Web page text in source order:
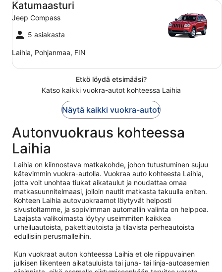
Katumaasturi
Jeep Compass
5 asiakasta
Laihia, Pohjanmaa, FIN
Etkö löydä etsimääsi?
Katso kaikki vuokra-autot kohteessa Laihia
Näytä kaikki vuokra-autot
Autonvuokraus kohteessa
Laihia
Laihia on kiinnostava matkakohde, johon tutustuminen sujuu
kätevimmin vuokra-autolla. Vuokraa auto kohteesta Laihia,
jotta voit unohtaa tiukat aikataulut ja noudattaa omaa
matkasuunnitelmaasi, jolloin nautit matkasta takuulla eniten.
Kohteen Laihia autovuokraamot löytyvät helposti
sivustoltamme, ja sopivimman automallin valinta on helppoa.
Laajasta valikoimasta löytyy useimmiten kaikkea
urheiluautoista, pakettiautoista ja tilavista perheautoista
edullisiin perusmalleihin.
Kun vuokraat auton kohteessa Laihia et ole riippuvainen
julkisen liikenteen aikatauluista tai juna- tai linja-autoasemien